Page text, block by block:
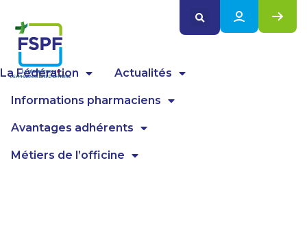
La Fédération Actualités
Informations pharmaciens
Avantages adhérents
Métiers de l’officine